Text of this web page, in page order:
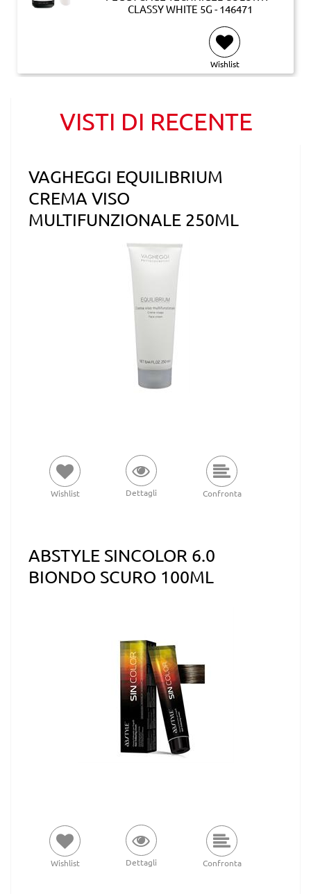
CLASSY WHITE 5G - 146471
Wishlist
VISTI DI RECENTE
VAGHEGGI EQUILIBRIUM
CREMA VISO
MULTIFUNZIONALE 250ML
Wishlist Dettagli Confronta
ABSTYLE SINCOLOR 6.0
BIONDO SCURO 100ML
Wishlist Dettagli Confronta